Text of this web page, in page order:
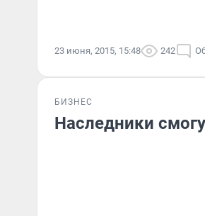
23 июня, 2015, 15:48 242
БИЗНЕС
Наследники